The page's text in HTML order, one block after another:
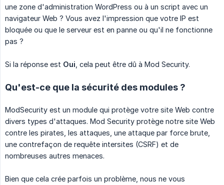
une zone d'administration WordPress ou à un script avec un
navigateur Web ? Vous avez l'impression que votre IP est
bloquée ou que le serveur est en panne ou qu'il ne fonctionne
pas ?
Si la réponse est Oui , cela peut être dû à Mod Security.
Qu'est-ce que la sécurité des modules ?
ModSecurity est un module qui protège votre site Web contre
divers types d'attaques. Mod Security protège notre site Web
contre les pirates, les attaques, une attaque par force brute,
une contrefaçon de requête intersites (CSRF) et de
nombreuses autres menaces.
Bien que cela crée parfois un problème, nous ne vous